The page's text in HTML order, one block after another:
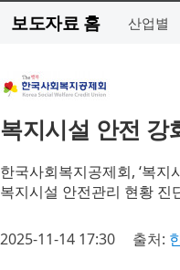
보도자료 홈 산업별
복지시설 안전 강
한국사회복지공제회, ‘복지
복지시설 안전관리 현황 진
2025-11-14 17:30 출처: